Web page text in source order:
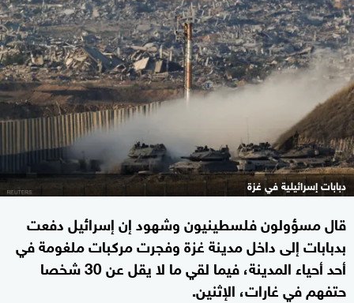
دبابات إسرائيلية في غزة
قال مسؤولون فلسطينيون وشهود إن إسرائيل دفعت
بدبابات إلى داخل مدينة غزة وفجرت مركبات ملغومة في
أحد أحياء المدينة، فيما لقي ما لا يقل عن 30 شخصا
حتفهم في غارات، الإثنين.